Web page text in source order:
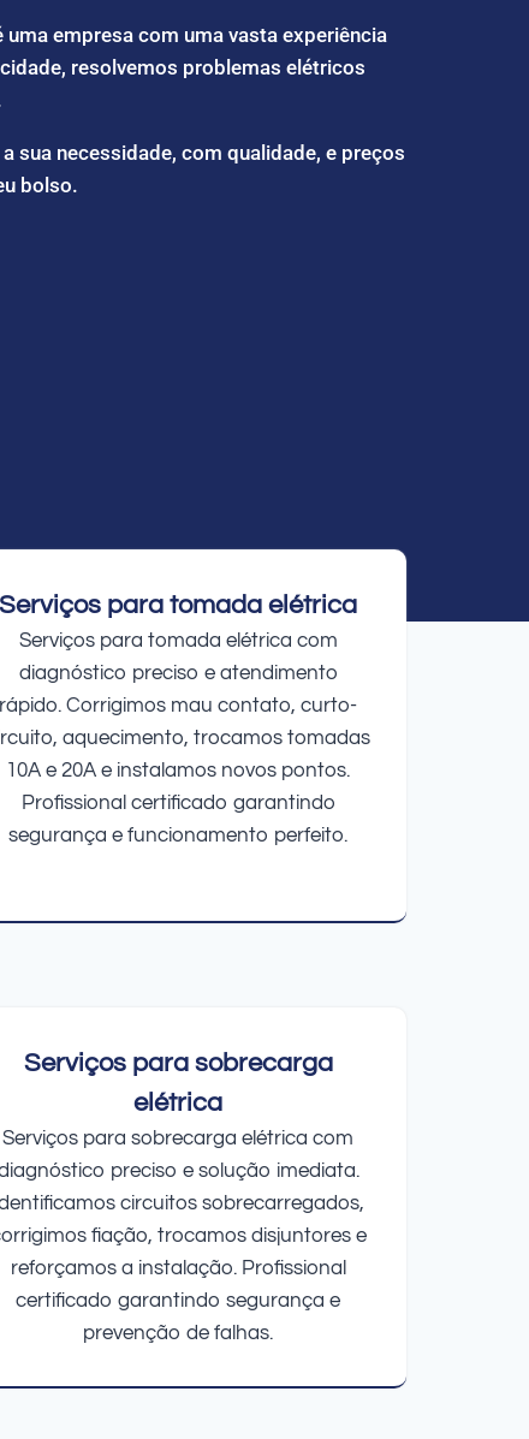
uma empresa com uma vasta experiência
resolvemos problemas elétricos
sua necessidade, com qualidade, e preços
bolso.
Serviços para tomada elétrica
Serviços para tomada elétrica com
diagnóstico preciso e atendimento
rápido. Corrigimos mau contato, curto-
aquecimento, trocamos tomadas
10A e 20A e instalamos novos pontos.
Profissional certificado garantindo
segurança e funcionamento perfeito.
Serviços para sobrecarga
elétrica
Serviços para sobrecarga elétrica com
preciso e solução imediata.
circuitos sobrecarregados,
fiação, trocamos disjuntores e
reforçamos a instalação. Profissional
certificado garantindo segurança e
prevenção de falhas.